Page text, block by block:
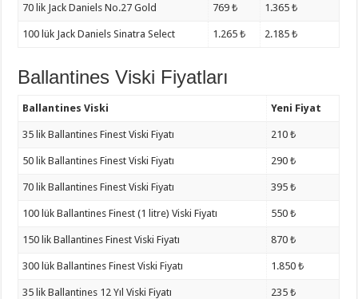
70 lik Jack Daniels No.27 Gold 769 ₺ 1.365 ₺
100 lük Jack Daniels Sinatra Select 1.265 ₺ 2.185 ₺
Ballantines Viski Fiyatları
Ballantines Viski Yeni Fiyat
35 lik Ballantines Finest Viski Fiyatı 210 ₺
50 lik Ballantines Finest Viski Fiyatı 290 ₺
70 lik Ballantines Finest Viski Fiyatı 395 ₺
100 lük Ballantines Finest (1 litre) Viski Fiyatı 550 ₺
150 lik Ballantines Finest Viski Fiyatı 870 ₺
300 lük Ballantines Finest Viski Fiyatı 1.850 ₺
35 lik Ballantines 12 Yıl Viski Fiyatı 235 ₺